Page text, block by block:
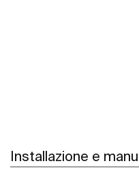
Installazione e